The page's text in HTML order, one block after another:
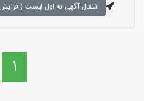
انتقال آگهی به اول لیست
1